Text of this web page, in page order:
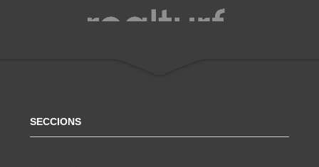
SECCIONS